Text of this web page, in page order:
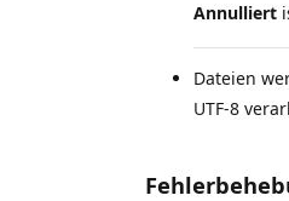
Annulliert
Dateien
UTF-8